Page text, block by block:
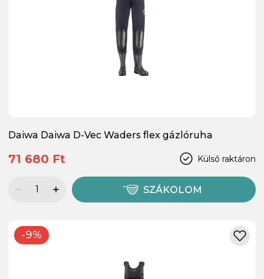
Daiwa Daiwa D-Vec Waders flex gázlóruha
Külső raktáron
71 680 Ft
SZÁKOLOM
-9%